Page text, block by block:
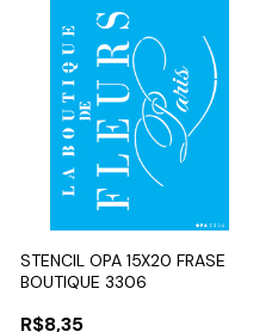
STENCIL OPA 15X20 FRASE
BOUTIQUE 3306
R$8,35